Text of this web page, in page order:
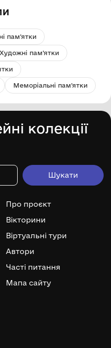
пам'ятки
Художні пам'ятки
Меморіальні пам'ятки
колекції
Про проєкт
Вікторини
Віртуальні тури
Автори
Часті питання
Мапа сайту